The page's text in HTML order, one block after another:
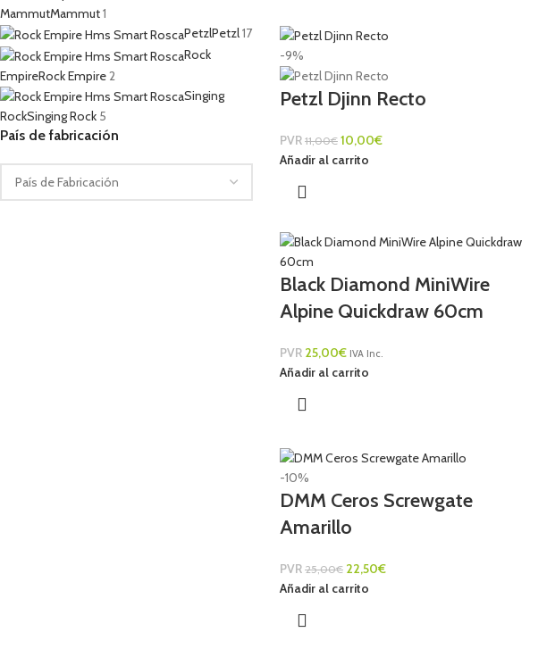
MammutMammut1
PetzlPetzl17
Rock
EmpireRock Empire2
Singing
RockSinging Rock 5
País de fabricación
-9%
Petzl Djinn Recto
PVR 11,00€ 10,00€
Añadir al carrito
Black Diamond MiniWire
Alpine Quickdraw 60cm
PVR 25,00€ IVA Inc.
Añadir al carrito
-10%
DMM Ceros Screwgate
Amarillo
PVR 25,00€ 22,50€
Añadir al carrito